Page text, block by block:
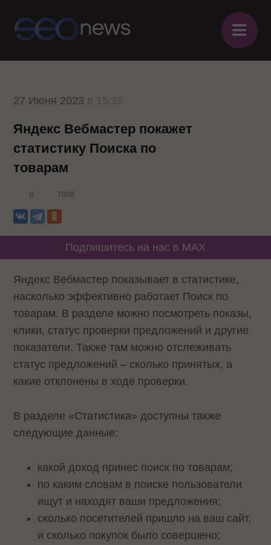
≡
27 Июня 2023
Яндекс Вебмастер покажет
статистику Поиска по
товарам
0 7008
Подпишитесь на нас в MAX
Яндекс Вебмастер показывает в статистике,
насколько эффективно работает Поиск по
товарам. В разделе можно посмотреть показы,
клики, статус проверки предложений и другие
показатели. Также там можно отслеживать
статус предложений – сколько принятых, а
какие отклонены в ходе проверки.
В разделе «Статистика» доступны также
следующие данные:
какой доход принес поиск по товарам;
по каким словам в поиске пользователи
ищут и находят ваши предложения;
сколько посетителей пришло на ваш сайт,
и сколько покупок было совершено;